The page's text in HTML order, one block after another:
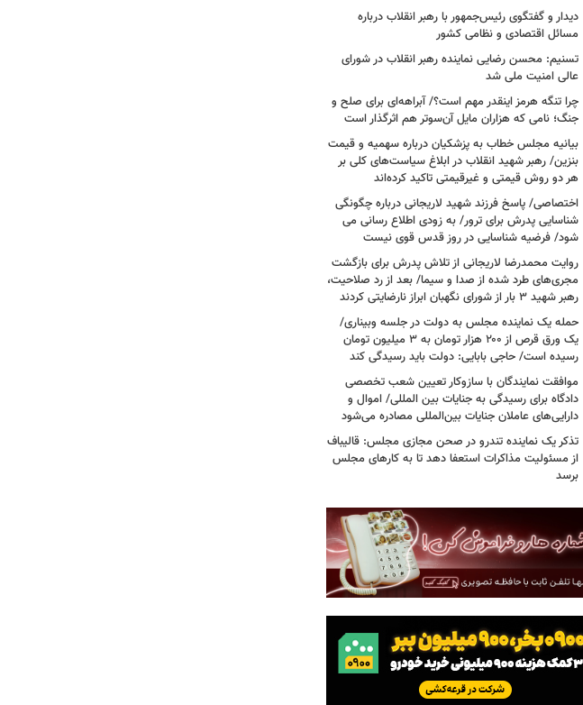
دیدار و گفتگوی رئیس‌جمهور با رهبر انقلاب درباره
مسائل اقتصادی و نظامی کشور
تسنیم: محسن رضایی نماینده رهبر انقلاب در شورای
عالی امنیت ملی شد
چرا تنگه هرمز اینقدر مهم است؟/ آبراهه‌ای برای صلح و
جنگ؛ نامی که هزاران مایل آن‌سوتر هم اثرگذار است
بیانیه مجلس خطاب به پزشکیان درباره سهمیه و قیمت
بنزین/ رهبر شهید انقلاب در ابلاغ سیاست‌های کلی بر
هر دو روش قیمتی و غیرقیمتی تاکید کرده‌اند
اختصاصی/ پاسخ فرزند شهید لاریجانی درباره چگونگی
شناسایی پدرش برای ترور/ به زودی اطلاع رسانی می
شود/ فرضیه شناسایی در روز قدس قوی نیست
روایت محمدرضا لاریجانی از تلاش پدرش برای بازگشت
مجری‌های طرد شده از صدا و سیما/ بعد از رد صلاحیت،
رهبر شهید ۳ بار از شورای نگهبان ابراز نارضایتی کردند
حمله یک نماینده مجلس به دولت در جلسه وبیناری/
یک ورق قرص از ۲۰۰ هزار تومان به ۳ میلیون تومان
رسیده است/ حاجی بابایی: دولت باید رسیدگی کند
موافقت نمایندگان با سازوکار تعیین شعب تخصصی
دادگاه برای رسیدگی به جنایات بین المللی/ اموال و
دارایی‌های عاملان جنایات بین‌المللی مصادره می‌شود
تذکر یک نماینده تندرو در صحن مجازی مجلس: قالیباف
از مسئولیت مذاکرات استعفا دهد تا به کارهای مجلس
برسد